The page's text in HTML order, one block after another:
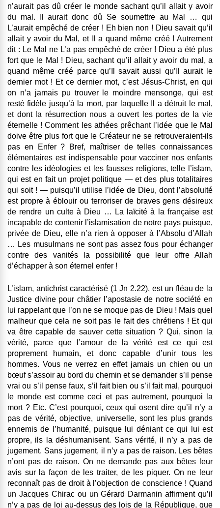
n’aurait pas dû créer le monde sachant qu’il allait y avoir
du mal. Il aurait donc dû Se soumettre au Mal … qui
L’aurait empêché de créer ! Eh bien non ! Dieu savait qu’il
allait y avoir du Mal, et Il a quand même créé ! Autrement
dit : Le Mal ne L’a pas empêché de créer ! Dieu a été plus
fort que le Mal ! Dieu, sachant qu’il allait y avoir du mal, a
quand même créé parce qu’Il savait aussi qu’Il aurait le
dernier mot ! Et ce dernier mot, c’est Jésus-Christ, en qui
on n’a jamais pu trouver le moindre mensonge, qui est
resté fidèle jusqu’à la mort, par laquelle Il a détruit le mal,
et dont la résurrection nous a ouvert les portes de la vie
éternelle ! Comment les athées prêchant l’idée que le Mal
doive être plus fort que le Créateur ne se retrouveraient-ils
pas en Enfer ? Bref, maîtriser de telles connaissances
élémentaires est indispensable pour vacciner nos enfants
contre les idéologies et les fausses religions, telle l’islam,
qui est en fait un projet politique ― et des plus totalitaires
qui soit ! ― puisqu’il utilise l’idée de Dieu, dont l’absoluité
est propre à éblouir ou terroriser de braves gens désireux
de rendre un culte à Dieu … La laïcité à la française est
incapable de contenir l’islamisation de notre pays puisque,
privée de Dieu, elle n’a rien à opposer à l’Absolu d’Allah
… Les musulmans ne sont pas assez fous pour échanger
contre des vanités la possibilité que leur offre Allah
d’échapper à son éternel enfer !
L’islam, antichrist caractérisé (1 Jn 2.22), est un fléau de la
Justice divine pour châtier l’apostasie de notre société en
lui rappelant que l’on ne se moque pas de Dieu ! Mais quel
malheur que cela ne soit pas le fait des chrétiens ! Et qui
va être capable de sauver cette situation ? Qui, sinon la
vérité, parce que l’amour de la vérité est ce qui est
proprement humain, et donc capable d’unir tous les
hommes. Vous ne verrez en effet jamais un chien ou un
bœuf s’assoir au bord du chemin et se demander s’il pense
vrai ou s’il pense faux, s’il fait bien ou s’il fait mal, pourquoi
le monde est comme ceci et pas autrement, pourquoi la
mort ? Etc. C’est pourquoi, ceux qui osent dire qu’il n’y a
pas de vérité, objective, universelle, sont les plus grands
ennemis de l’humanité, puisque lui déniant ce qui lui est
propre, ils la déshumanisent. Sans vérité, il n’y a pas de
jugement. Sans jugement, il n’y a pas de raison. Les bêtes
n’ont pas de raison. On ne demande pas aux bêtes leur
avis sur la façon de les traiter, de les piquer. On ne leur
reconnaît pas de droit à l’objection de conscience ! Quand
un Jacques Chirac ou un Gérard Darmanin affirment qu’il
n’y a pas de loi au-dessus des lois de la République, que